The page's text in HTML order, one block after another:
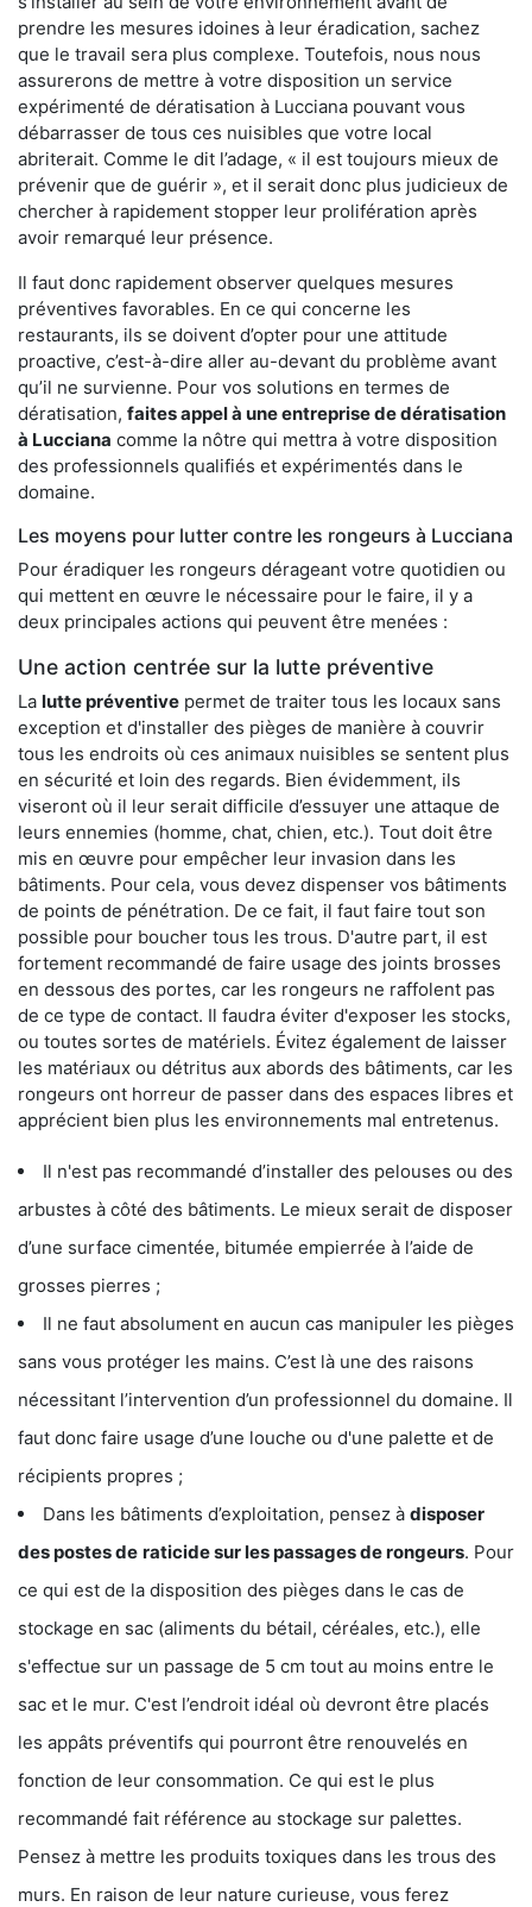
prendre les mesures idoines à leur éradication, sachez
que le travail sera plus complexe. Toutefois, nous nous
assurerons de mettre à votre disposition un service
expérimenté de dératisation à Lucciana pouvant vous
débarrasser de tous ces nuisibles que votre local
abriterait. Comme le dit l’adage, « il est toujours mieux de
prévenir que de guérir », et il serait donc plus judicieux de
chercher à rapidement stopper leur prolifération après
avoir remarqué leur présence.
Il faut donc rapidement observer quelques mesures
préventives favorables. En ce qui concerne les
restaurants, ils se doivent d’opter pour une attitude
proactive, c’est-à-dire aller au-devant du problème avant
qu’il ne survienne. Pour vos solutions en termes de
dératisation, faites appel à une entreprise de dératisation
à Lucciana comme la nôtre qui mettra à votre disposition
des professionnels qualifiés et expérimentés dans le
domaine.
Les moyens pour lutter contre les rongeurs à Lucciana
Pour éradiquer les rongeurs dérageant votre quotidien ou
qui mettent en œuvre le nécessaire pour le faire, il y a
deux principales actions qui peuvent être menées :
Une action centrée sur la lutte préventive
La lutte préventive permet de traiter tous les locaux sans
exception et d'installer des pièges de manière à couvrir
tous les endroits où ces animaux nuisibles se sentent plus
en sécurité et loin des regards. Bien évidemment, ils
viseront où il leur serait difficile d’essuyer une attaque de
leurs ennemies (homme, chat, chien, etc.). Tout doit être
mis en œuvre pour empêcher leur invasion dans les
bâtiments. Pour cela, vous devez dispenser vos bâtiments
de points de pénétration. De ce fait, il faut faire tout son
possible pour boucher tous les trous. D'autre part, il est
fortement recommandé de faire usage des joints brosses
en dessous des portes, car les rongeurs ne raffolent pas
de ce type de contact. Il faudra éviter d'exposer les stocks,
ou toutes sortes de matériels. Évitez également de laisser
les matériaux ou détritus aux abords des bâtiments, car les
rongeurs ont horreur de passer dans des espaces libres et
apprécient bien plus les environnements mal entretenus.
Il n'est pas recommandé d’installer des pelouses ou des
arbustes à côté des bâtiments. Le mieux serait de disposer
d’une surface cimentée, bitumée empierrée à l’aide de
grosses pierres ;
Il ne faut absolument en aucun cas manipuler les pièges
sans vous protéger les mains. C’est là une des raisons
nécessitant l’intervention d’un professionnel du domaine. Il
faut donc faire usage d’une louche ou d'une palette et de
récipients propres ;
Dans les bâtiments d’exploitation, pensez à disposer
des postes de raticide sur les passages de rongeurs. Pour
ce qui est de la disposition des pièges dans le cas de
stockage en sac (aliments du bétail, céréales, etc.), elle
s'effectue sur un passage de 5 cm tout au moins entre le
sac et le mur. C'est l’endroit idéal où devront être placés
les appâts préventifs qui pourront être renouvelés en
fonction de leur consommation. Ce qui est le plus
recommandé fait référence au stockage sur palettes.
Pensez à mettre les produits toxiques dans les trous des
murs. En raison de leur nature curieuse, vous ferez